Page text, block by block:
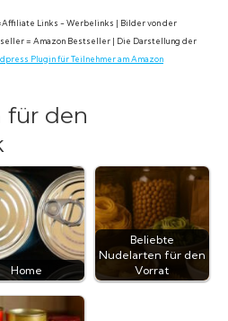
Links - Werbelinks | Bilder von der
= Amazon Bestseller | Die Darstellung der
Plugin für Teilnehmer am Amazon
für den
Home
Beliebte
Nudelarten für den
Vorrat